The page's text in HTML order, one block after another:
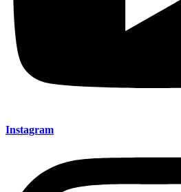
Instagram